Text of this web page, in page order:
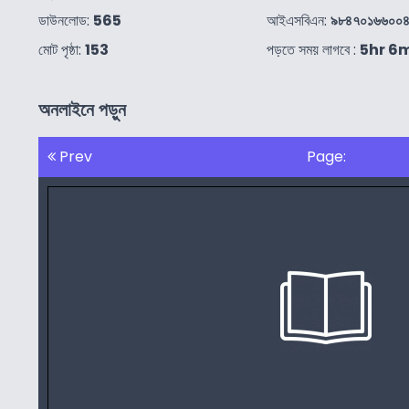
ডাউনলোড: 565
মোট পৃষ্ঠা: 153
আইএসবিএন:
পড়তে সময় লাগবে : 5hr
অনলাইনে পড়ুন
Prev Page: